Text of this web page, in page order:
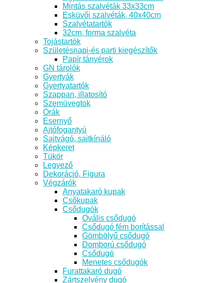
Mintás szalvéták 33x33cm
Esküvői szalvéták, 40x40cm
Szalvétatartók
32cm, forma szalvéta
Tojástartók
Születésnapi-és parti kiegészítők
Papír tányérok
GN tárolók
Gyertyák
Gyertyatartók
Szappan, illatosító
Szemüvegtok
Órák
Esernyő
Ajtófogantyú
Sajtvágó, sajtkínáló
Képkeret
Tükör
Legyező
Dekoráció, Figura
Végzárók
Anyatakaró kupak
Csőkupak
Csődugók
Ovális csődugó
Csődugó fém borítással
Gömbölyű csődugó
Domború csődugó
Csődugó
Menetes csődugók
Furattakaró dugó
Zártszelvény dugó